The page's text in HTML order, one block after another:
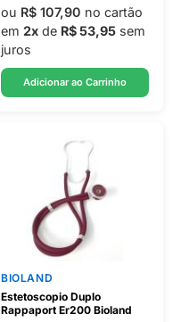
ou R$ 107,90 no cartão
em 2x de R$ 53,95 sem
juros
Adicionar ao Carrinho
BIOLAND
Estetoscopio Duplo
Rappaport Er200 Bioland